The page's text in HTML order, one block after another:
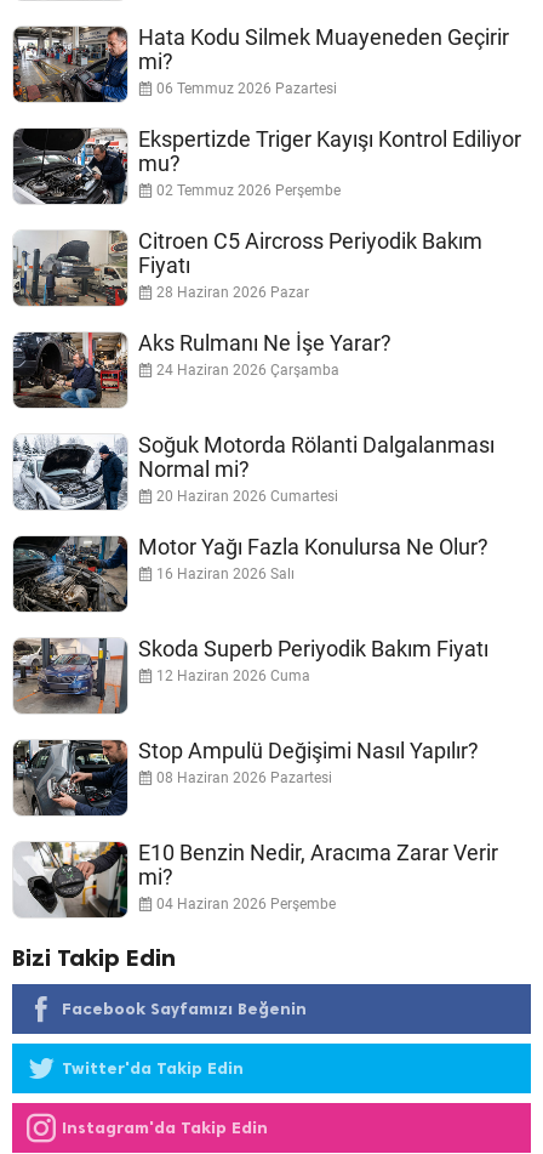
Hata Kodu Silmek Muayeneden Geçirir
mi?
06 Temmuz 2026 Pazartesi
Ekspertizde Triger Kayışı Kontrol Ediliyor
mu?
02 Temmuz 2026 Perşembe
Citroen C5 Aircross Periyodik Bakım
Fiyatı
28 Haziran 2026 Pazar
Aks Rulmanı Ne İşe Yarar?
24 Haziran 2026 Çarşamba
Soğuk Motorda Rölanti Dalgalanması
Normal mi?
20 Haziran 2026 Cumartesi
Motor Yağı Fazla Konulursa Ne Olur?
16 Haziran 2026 Salı
Skoda Superb Periyodik Bakım Fiyatı
12 Haziran 2026 Cuma
Stop Ampulü Değişimi Nasıl Yapılır?
08 Haziran 2026 Pazartesi
E10 Benzin Nedir, Aracıma Zarar Verir
mi?
04 Haziran 2026 Perşembe
Bizi Takip Edin
Facebook Sayfamızı Beğenin
Twitter'da Takip Edin
Instagram'da Takip Edin